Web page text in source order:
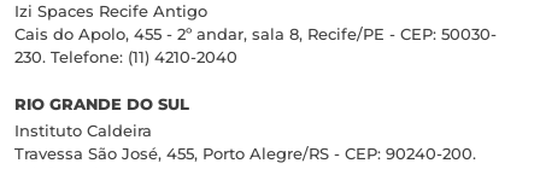
Izi Spaces Recife Antigo
Cais do Apolo, 455 - 2º andar, sala 8, Recife/PE - CEP: 50030-
230. Telefone: (11) 4210-2040
RIO GRANDE DO SUL
Instituto Caldeira
Travessa São José, 455, Porto Alegre/RS - CEP: 90240-200.